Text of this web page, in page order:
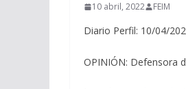
10 abril, 2022 FEIM
Diario Perfil: 10/04/
OPINIÓN: Defensora